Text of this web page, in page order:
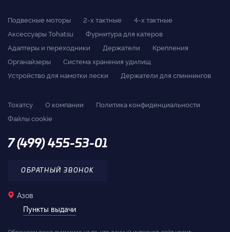
Подвесные моторы 2-x тактные
4-x тактные
Аксессуары Tohatsu
Фурнитура для катеров
Адаптеры и переходники
Держатели
Крепления
Органайзеры
Система хранения удилищ
Устройство для намотки лески
Держатели для спиннингов
Тохатсу О компании
Политика конфиденциальности
Файлы cookie
7 (499) 455-53-01
ОБРАТНЫЙ ЗВОНОК
Азов
Пункты выдачи